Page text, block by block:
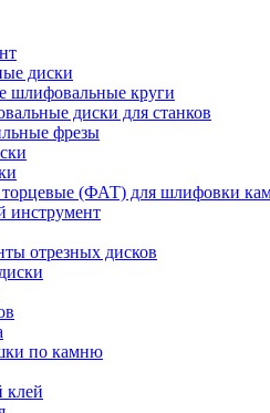
диски
шлифовальные круги
диски для станков
фрезы
(ФАТ) для шлифовки
инструмент
отрезных дисков
по камню
клей